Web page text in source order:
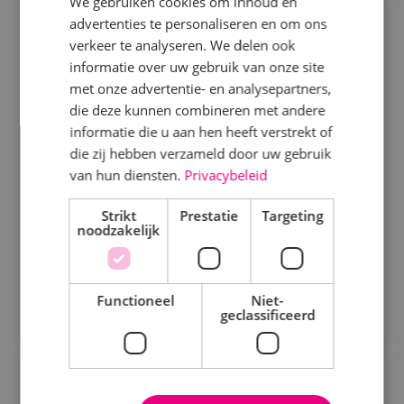
Specialisme
Beveiligingstechniek
Elektrotechniek
Energietechniek
Staf
Uren
Fulltime
Parttime
Commercieel technisch adviseur
werktuigbouwkunde
Werktuigbouwkunde Fulltime MBO
Alphen a/d Rijn
Ben jij commercieel sterk én technisch onderlegd?
klanten met slimme en duurzame oplossingen!
Bekijk vacature
Direct solliciteren
advertenties te personaliseren en om ons
verkeer te analyseren. We delen ook
informatie over uw gebruik van onze site
met onze advertentie- en analysepartners,
die deze kunnen combineren met andere
informatie die u aan hen heeft verstrekt of
die zij hebben verzameld door uw gebruik
van hun diensten. Privacybeleid
Strikt
noodzakelijk
Prestatie Targeting
Functioneel
Niet-
geclassificeerd